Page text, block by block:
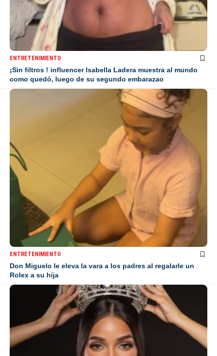
ENTRETENIMIENTO
¡Sin filtros ! influencer Isabella Ladera muestra al mundo
como quedó, luego de su segundo embarazao
ENTRETENIMIENTO
Don Miguelo le eleva la vara a los padres al regalarle un
Rolex a su hija